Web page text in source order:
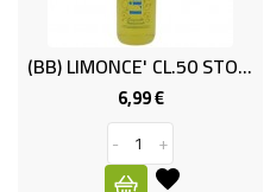
SURGELATI
(BB) LIMONCE' CL.50 STOCK
6,99 €Prezzo
-
+